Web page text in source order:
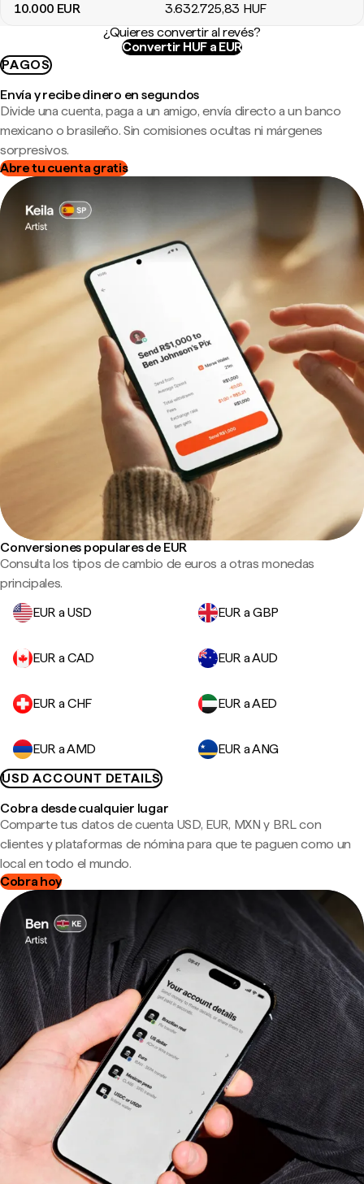
10.000 EUR 3.632.725,83 HUF
¿Quieres convertir al revés?
Convertir HUF a EUR
PAGOS
Envía y recibe dinero en segundos
Divide una cuenta, paga a un amigo, envía directo a un banco
mexicano o brasileño. Sin comisiones ocultas ni márgenes
sorpresivos.
Abre tu cuenta gratis
Conversiones populares de EUR
Consulta los tipos de cambio de euros a otras monedas
principales.
EUR a USD
EUR a GBP
EUR a CAD EUR a AUD
EUR a CHF EUR a AED
EUR a AMD
EUR a ANG
USD ACCOUNT DETAILS
Cobra desde cualquier lugar
Comparte tus datos de cuenta USD, EUR, MXN y BRL con
clientes y plataformas de nómina para que te paguen como un
local en todo el mundo.
Cobra hoy